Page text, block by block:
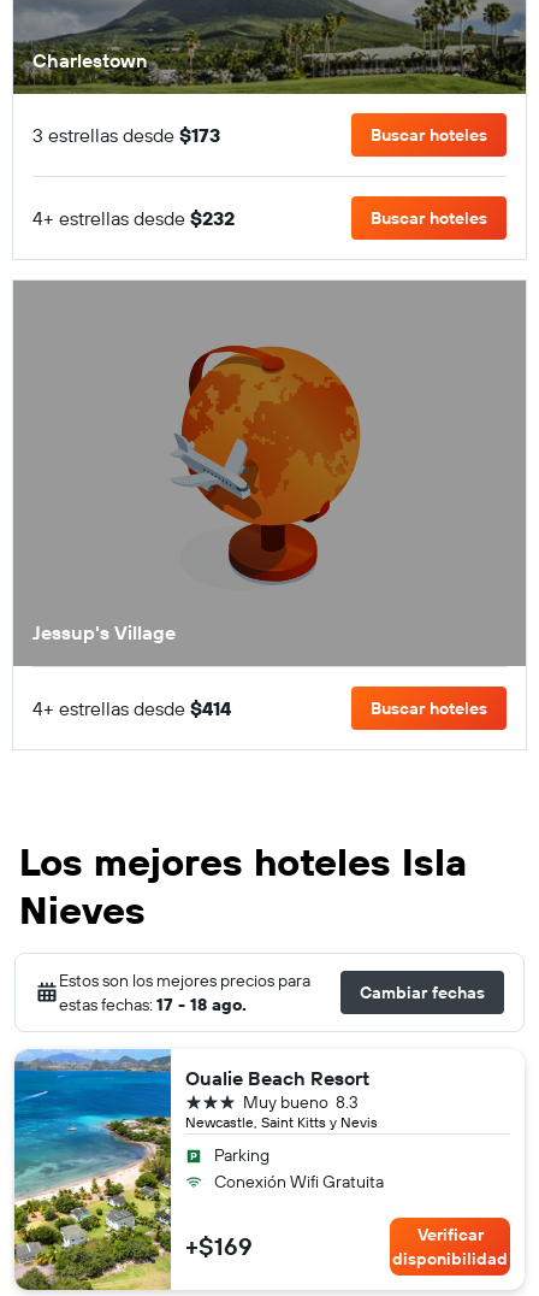
Charlestown
3 estrellas desde $173 Buscar hoteles
4+ estrellas desde $232 Buscar hoteles
Jessup's Village
4+ estrellas desde $414 Buscar hoteles
Los mejores hoteles Isla
Nieves
Estos son los mejores precios para
estas fechas: 17 - 18 ago.
Cambiar fechas
Oualie Beach Resort
Newcastle, Saint Kitts y Nevis
8.3
Muy bueno
3 estrellas
Parking
Conexión Wifi Gratuita
+$169
Verificar
disponibilidad